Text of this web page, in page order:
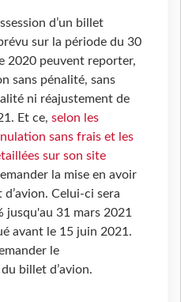
d’un billet
sur la période du 30
2020 peuvent reporter,
sans pénalité, sans
ni réajustement de
Et ce, selon les
sans frais et les
sur son site
la mise en avoir
Celui-ci sera
jusqu'au 31 mars 2021
avant le 15 juin 2021.
le
billet d’avion.